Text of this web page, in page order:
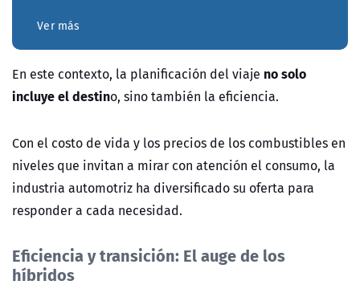
Ver más
En este contexto, la planificación del viaje no solo
incluye el destino, sino también la eficiencia.
Con el costo de vida y los precios de los combustibles en
niveles que invitan a mirar con atención el consumo, la
industria automotriz ha diversificado su oferta para
responder a cada necesidad.
Eficiencia y transición: El auge de los
híbridos